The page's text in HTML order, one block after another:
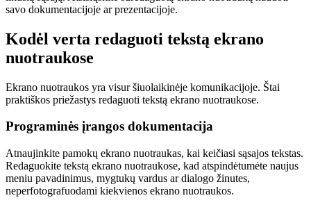
savo dokumentacijoje ar prezentacijoje.
Kodėl verta redaguoti tekstą ekrano
nuotraukose
Ekrano nuotraukos yra visur šiuolaikinėje komunikacijoje. Štai
praktiškos priežastys redaguoti tekstą ekrano nuotraukose.
Programinės įrangos dokumentacija
Atnaujinkite pamokų ekrano nuotraukas, kai keičiasi sąsajos tekstas.
Redaguokite tekstą ekrano nuotraukose, kad atspindėtumėte naujus
meniu pavadinimus, mygtukų vardus ar dialogo žinutes,
neperfotografuodami kiekvienos ekrano nuotraukos.